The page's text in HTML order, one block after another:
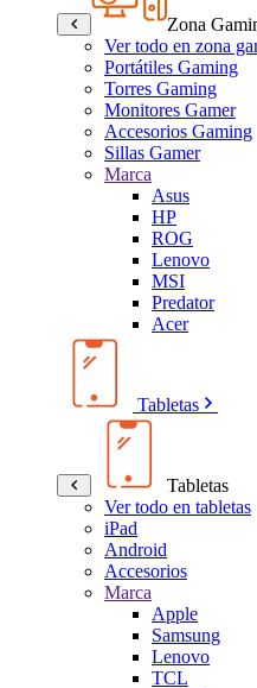
Zona
Ver todo en zona
Portátiles Gaming
Torres Gaming
Monitores Gamer
Accesorios Gaming
Sillas Gamer
Marca
Asus
HP
ROG
Lenovo
MSI
Predator
Acer
Tabletas
Tabletas
Ver todo en tabletas
iPad
Android
Accesorios
Marca
Apple
Samsung
Lenovo
TCL